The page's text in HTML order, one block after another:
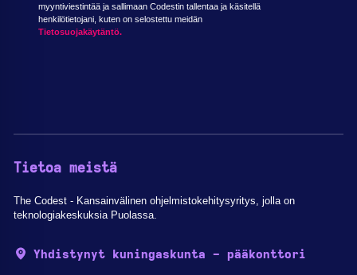
myyntiviestintää ja sallimaan Codestin tallentaa ja käsitellä
henkilötietojani, kuten on selostettu meidän
Tietosuojakäytäntö.
Tietoa meistä
The Codest - Kansainvälinen ohjelmistokehitysyritys, jolla on
teknologiakeskuksia Puolassa.
Yhdistynyt kuningaskunta - pääkonttori